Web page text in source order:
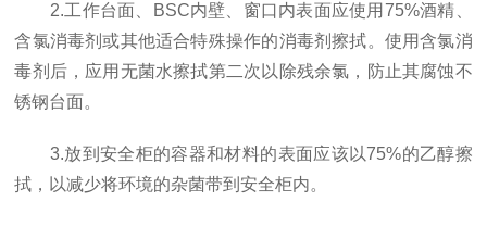
2.工作台面、BSC内壁、窗口内表面应使用75%酒精、
含氯消毒剂或其他适合特殊操作的消毒剂擦拭。使用含氯消
毒剂后，应用无菌水擦拭第二次以除残余氯，防止其腐蚀不
锈钢台面。
3.放到安全柜的容器和材料的表面应该以75%的乙醇擦
拭，以减少将环境的杂菌带到安全柜内。